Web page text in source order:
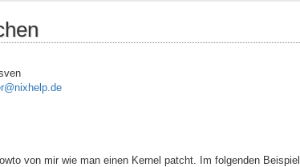
von mir wie man einen Kernel patcht. Im folgenden